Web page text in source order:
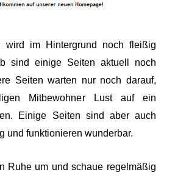
wird im Hintergrund noch fleißig
sind einige Seiten aktuell noch
Seiten warten nur noch darauf,
Mitbewohner Lust auf ein
Einige Seiten sind aber auch
und funktionieren wunderbar.
Ruhe um und schaue regelmäßig